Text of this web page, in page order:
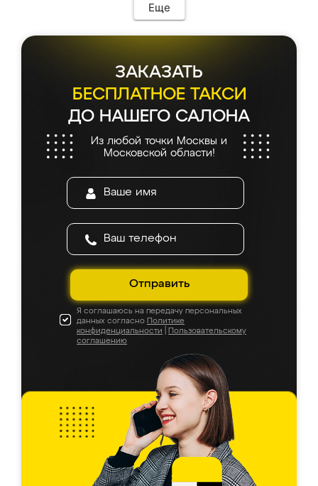
Еще
ЗАКАЗАТЬ
БЕСПЛАТНОЕ ТАКСИ
ДО НАШЕГО САЛОНА
Из любой точки Москвы и
Московской области!
Отправить
Я соглашаюсь на передачу персональных
данных согласно Политике
конфиденциальности
Пользовательскому
соглашению